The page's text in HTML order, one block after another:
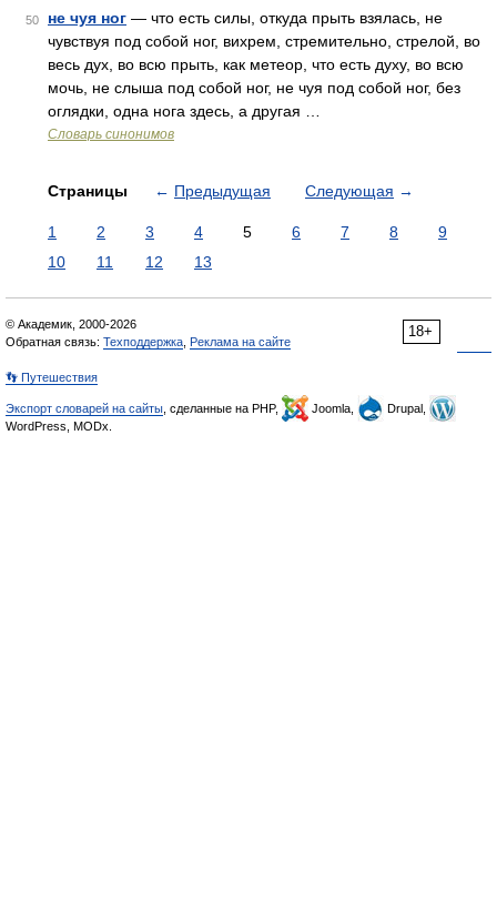
50 не чуя ног — что есть силы, откуда прыть взялась, не
чувствуя под собой ног, вихрем, стремительно, стрелой, во
весь дух, во всю прыть, как метеор, что есть духу, во всю
мочь, не слыша под собой ног, не чуя под собой ног, без
оглядки, одна нога здесь, а другая …
Словарь синонимов
Страницы ← Предыдущая Следующая →
1 2 3 4 5 6 7 8
9
10
11 12 13
18+
© Академик, 2000-2026
Обратная связь: Техподдержка Реклама на сайте
👣 Путешествия
Экспорт словарей на сайты , сделанные на PHP, Joomla,
Drupal,
WordPress, MODx.